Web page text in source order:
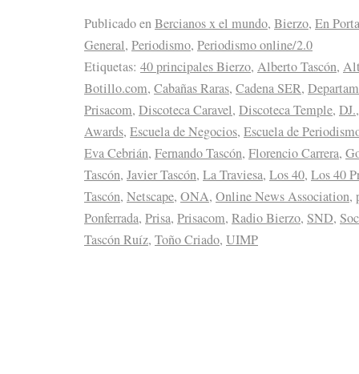
Publicado enBercianos x el mundo, Bierzo, En
General, Periodismo, Periodismo online/2.0
Etiquetas: 40 principales Bierzo, Alberto Tascón,
Botillo.com, Cabañas Raras, Cadena SER,
Prisacom, Discoteca Caravel, Discoteca Temple, DJ.
Awards, Escuela de Negocios, Escuela de
Eva Cebrián, Fernando Tascón, Florencio Carrera,
Tascón, Javier Tascón, La Traviesa, Los 40, Los 40
Tascón, Netscape, ONA, Online News Association,
Ponferrada, Prisa, Prisacom, Radio Bierzo, SND,
Tascón Ruíz, Toño Criado, UIMP